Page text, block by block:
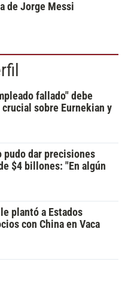
de Jorge Messi
fallado" debe
sobre Eurnekian y
pudo dar precisiones
$4 billones: "En algún
plantó a Estados
con China en Vaca